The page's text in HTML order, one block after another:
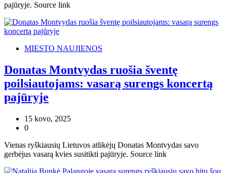
pajūryje. Source link
MIESTO NAUJIENOS
Donatas Montvydas ruošia šventę
poilsiautojams: vasarą surengs koncertą
pajūryje
15 kovo, 2025
0
Vienas ryškiausių Lietuvos atlikėjų Donatas Montvydas savo
gerbėjus vasarą kvies susitikti pajūryje. Source link